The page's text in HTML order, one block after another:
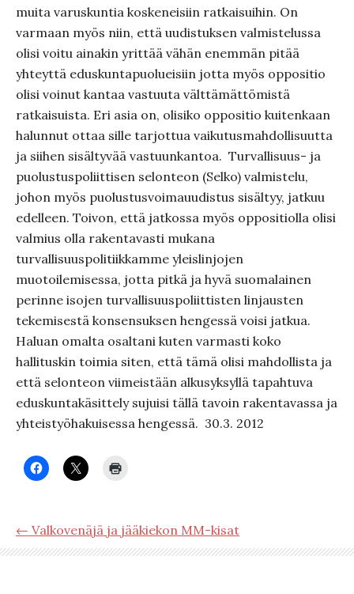
muita varuskuntia koskeneisiin ratkaisuihin. On
varmaan myös niin, että uudistuksen valmistelussa
olisi voitu ainakin yrittää vähän enemmän pitää
yhteyttä eduskuntapuolueisiin jotta myös oppositio
olisi voinut kantaa vastuuta välttämättömistä
ratkaisuista. Eri asia on, olisiko oppositio kuitenkaan
halunnut ottaa sille tarjottua vaikutusmahdollisuutta
ja siihen sisältyvää vastuunkantoa. Turvallisuus- ja
puolustuspoliittisen selonteon (Selko) valmistelu,
johon myös puolustusvoimauudistus sisältyy, jatkuu
edelleen. Toivon, että jatkossa myös oppositiolla olisi
valmius olla rakentavasti mukana
turvallisuuspolitiikkamme yleislinjojen
muotoilemisessa, jotta pitkä ja hyvä suomalainen
perinne isojen turvallisuuspoliittisten linjausten
tekemisestä konsensuksen hengessä voisi jatkua.
Haluan omalta osaltani kuten varmasti koko
hallituskin toimia siten, että tämä olisi mahdollista ja
että selonteon viimeistään alkusyksyllä tapahtuva
eduskuntakäsittely sujuisi tällä tavoin rakentavassa ja
yhteistyöhakuisessa hengessä. 30.3. 2012
← Valkovenäjä ja jääkiekon MM-kisat